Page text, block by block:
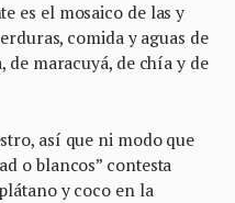
es el mosaico de las y
comida y aguas de
de maracuyá, de chía y de
así que ni modo que
o blancos” contesta
y coco en la